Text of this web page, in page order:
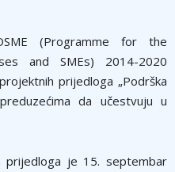
(Programme for the
and SMEs) 2014-2020
prijedloga „Podrška
da učestvuju u
prijedloga je 15. septembar